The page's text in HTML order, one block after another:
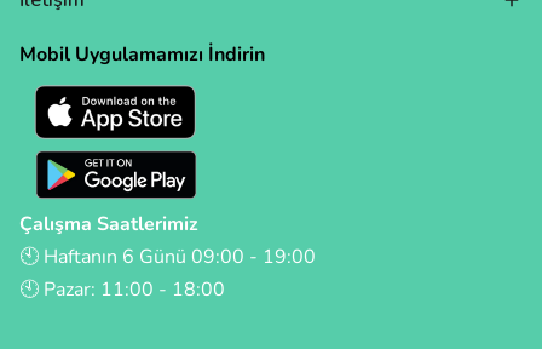
Mobil Uygulamamızı İndirin
Çalışma Saatlerimiz
🕙 Haftanın 6 Günü 09:00 - 19:00
🕙 Pazar: 11:00 - 18:00